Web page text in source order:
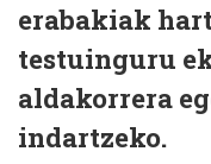
erabakiak
testuinguru
aldakorrera
indartzeko.